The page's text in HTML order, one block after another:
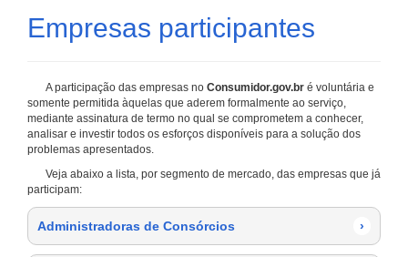
Empresas participantes
A participação das empresas no Consumidor.gov.br é voluntária e
somente permitida àquelas que aderem formalmente ao serviço,
mediante assinatura de termo no qual se comprometem a conhecer,
analisar e investir todos os esforços disponíveis para a solução dos
problemas apresentados.
Veja abaixo a lista, por segmento de mercado, das empresas que já
participam:
Administradoras de Consórcios ›